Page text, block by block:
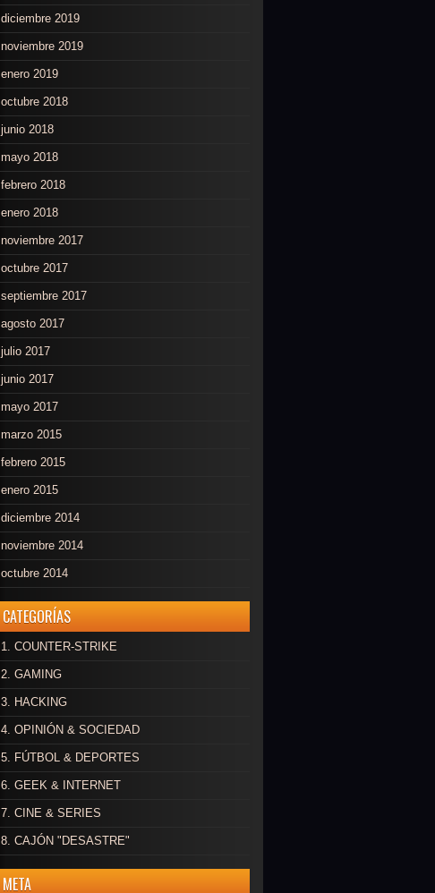
diciembre 2019
noviembre 2019
enero 2019
octubre 2018
junio 2018
mayo 2018
febrero 2018
enero 2018
noviembre 2017
octubre 2017
septiembre 2017
agosto 2017
julio 2017
junio 2017
mayo 2017
marzo 2015
febrero 2015
enero 2015
diciembre 2014
noviembre 2014
octubre 2014
CATEGORÍAS
1. COUNTER-STRIKE
2. GAMING
3. HACKING
4. OPINIÓN & SOCIEDAD
5. FÚTBOL & DEPORTES
6. GEEK & INTERNET
7. CINE & SERIES
8. CAJÓN "DESASTRE"
META